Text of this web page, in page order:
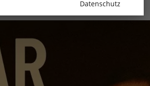
Datenschutz